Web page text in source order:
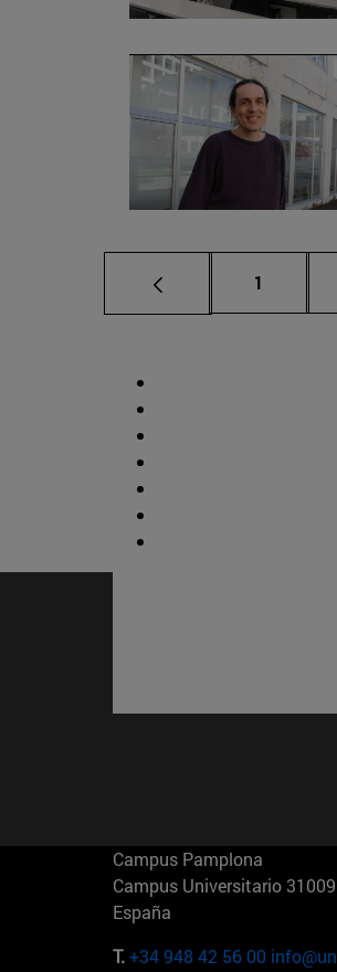
Página
1
Campus Pamplona
Campus Universitario
España
T.+34 948 42 56 00